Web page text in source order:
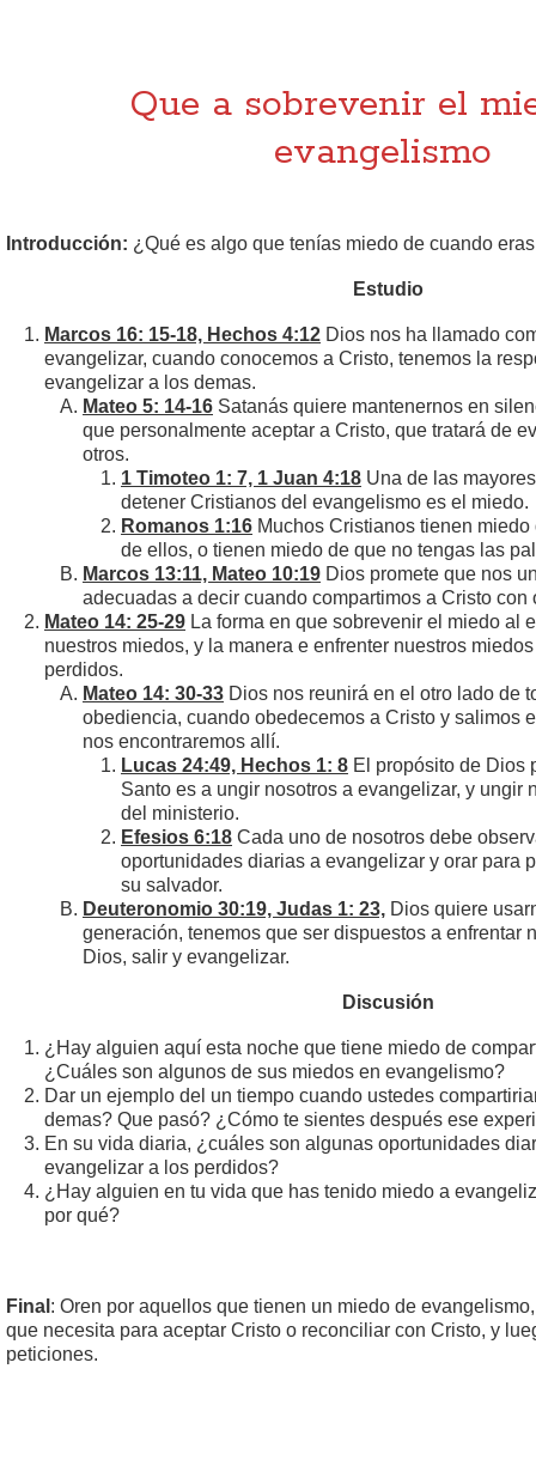
Que a sobrevenir el
evangelismo
Introducción: ¿Qué es algo que tenías miedo de cuando
Estudio
Marcos 16: 15-18, Hechos 4:12 Dios nos ha llamado
evangelizar, cuando conocemos a Cristo, tenemos la
evangelizar a los demas.
Mateo 5: 14-16 Satanás quiere mantenernos en
que personalmente aceptar a Cristo, que tratará de
otros.
1 Timoteo 1: 7, 1 Juan 4:18 Una de las
detener Cristianos del evangelismo es el miedo.
Romanos 1:16 Muchos Cristianos tienen
de ellos, o tienen miedo de que no tengas las
Marcos 13:11, Mateo 10:19 Dios promete que nos
adecuadas a decir cuando compartimos a Cristo con
Mateo 14: 25-29 La forma en que sobrevenir el miedo al
nuestros miedos, y la manera e enfrenter nuestros
perdidos.
Mateo 14: 30-33 Dios nos reunirá en el otro lado de
obediencia, cuando obedecemos a Cristo y salimos
nos encontraremos allí.
Lucas 24:49, Hechos 1: 8 El propósito de Dios
Santo es a ungir nosotros a evangelizar, y ungir
del ministerio.
Efesios 6:18 Cada uno de nosotros debe
oportunidades diarias a evangelizar y orar para
su salvador.
Deuteronomio 30:19, Judas 1: 23, Dios quiere
generación, tenemos que ser dispuestos a enfrentar
Dios, salir y evangelizar.
Discusión
¿Hay alguien aquí esta noche que tiene miedo de
¿Cuáles son algunos de sus miedos en evangelismo?
Dar un ejemplo del un tiempo cuando ustedes
demas? Que pasó? ¿Cómo te sientes después ese
En su vida diaria, ¿cuáles son algunas oportunidades
evangelizar a los perdidos?
¿Hay alguien en tu vida que has tenido miedo a
por qué?
Final : Oren por aquellos que tienen un miedo de
que necesita para aceptar Cristo o reconciliar con Cristo, y
peticiones.